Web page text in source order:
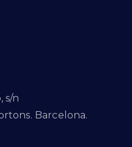
s/n
Barcelona.